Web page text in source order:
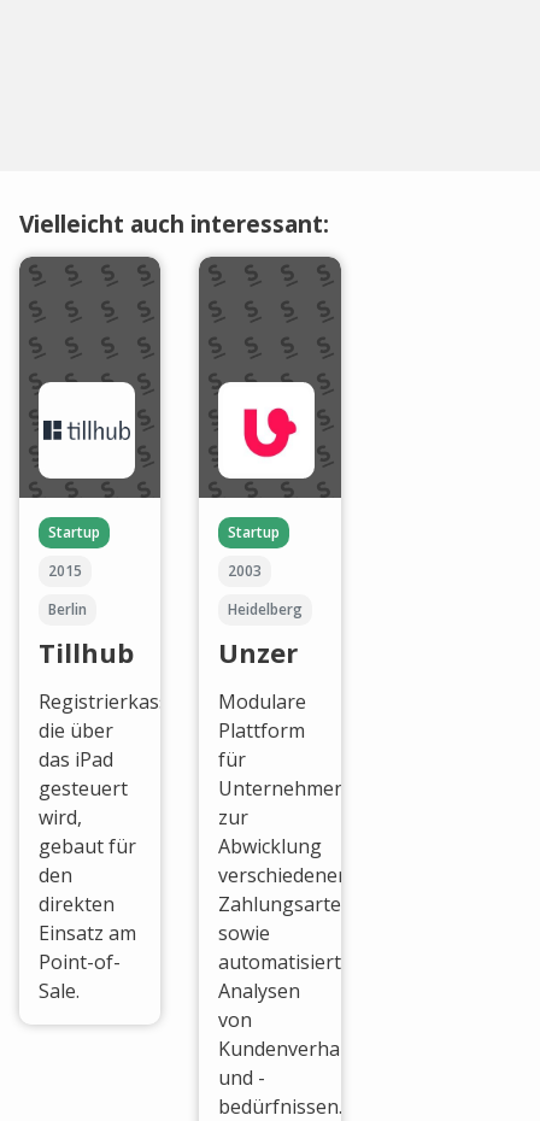
Vielleicht auch interessant:
Startup
2015
Berlin
Tillhub
Registrierkasse,
die über
das iPad
gesteuert
wird,
gebaut für
den
direkten
Einsatz am
Point-of-
Sale.
Startup
2003
Heidelberg
Unzer
Modulare
Plattform
für
Unternehmen
zur
Abwicklung
verschiedener
Zahlungsarten,
sowie
automatisierter
Analysen
von
Kundenverhalten
und -
bedürfnissen.